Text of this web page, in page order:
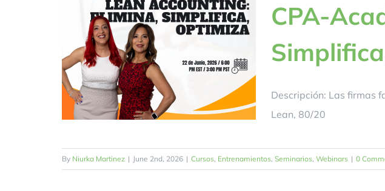
CPA-
Descripción: Las firmas
Lean, 80/20
By Niurka Martinez | June 2nd, 2026 | Cursos, Entrenamientos, Seminarios, Webinars | 0